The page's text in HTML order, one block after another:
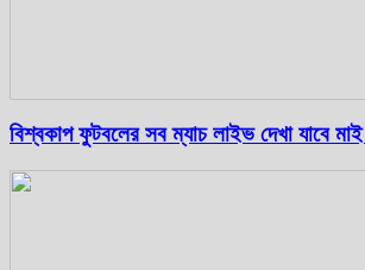
বিশ্বকাপ ফুটবলের সব ম্যাচ লাইভ দেখা যাবে